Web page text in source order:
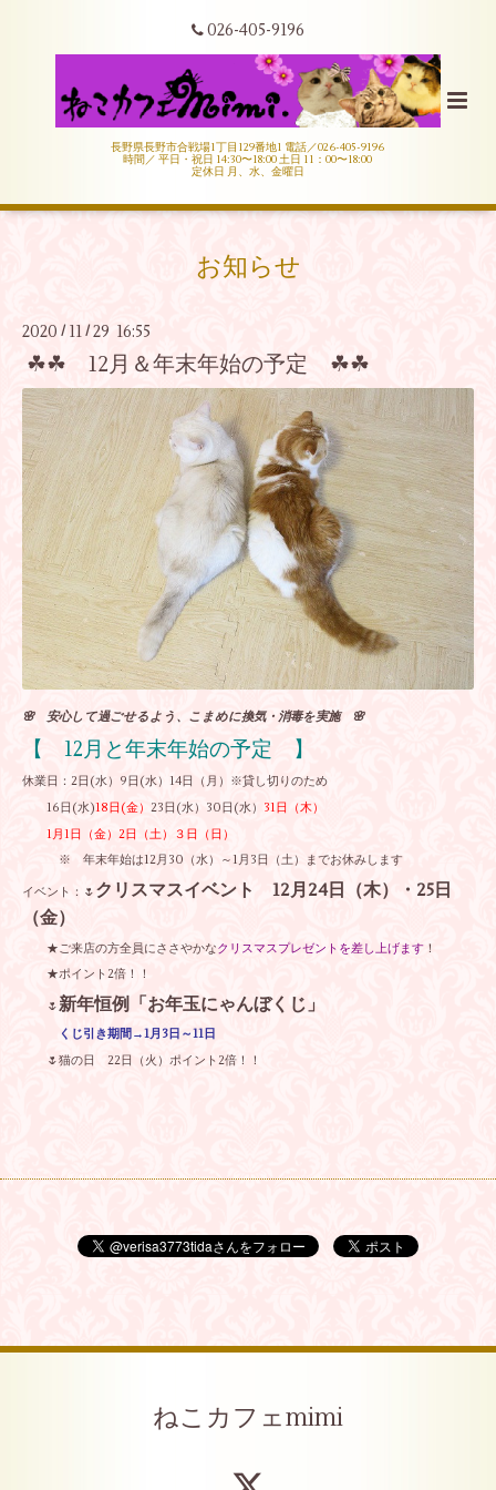
026-405-9196
長野県長野市合戦場1丁目129番地1 電話／026-405-9196
時間／ 平日・祝日 14:30〜18:00 土日 11：00〜18:00
定休日 月、水、金曜日
お知らせ
2020 / 11 /29 16:55
☘☘ 12月＆年末年始の予定 ☘☘
🌸 安心して過ごせるよう、こまめに換気・消毒を実施 🌸
【 12月と年末年始の予定 】
休業日：2日(水）9日(水）14日（月）※貸し切りのため
16日(水)18日(金） 23日(水）30日(水） 31日（木）
1月1日（金）2日（土）３日（日）
※ 年末年始は12月30（水）～1月3日（土）までお休みします
イベント：🌷 クリスマスイベント 12月24日（木）・25日
（金）
★ご来店の方全員にささやかなクリスマスプレゼントを差し上げます ！
★ポイント2倍！！
🌷新年恒例「お年玉にゃんぼくじ」
くじ引き期間→1月3日～11日
🌷猫の日 22日（火）ポイント2倍！！
ねこカフェmimi